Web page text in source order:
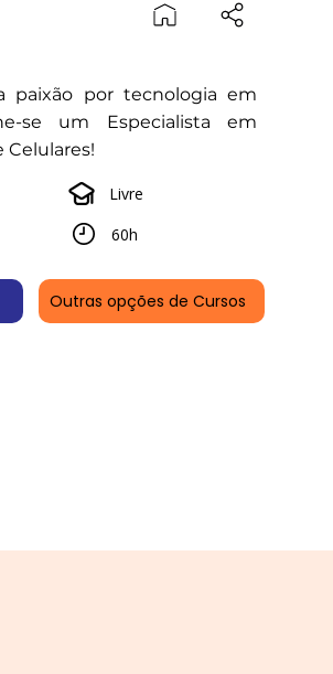
paixão por tecnologia em
se um Especialista em
Celulares!
Livre
60h
Outras opções de Cursos